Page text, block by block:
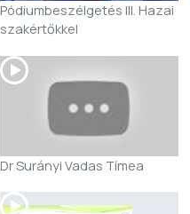
Pódiumbeszélgetés III. Hazai
szakértőkkel
Dr Surányi Vadas Tímea